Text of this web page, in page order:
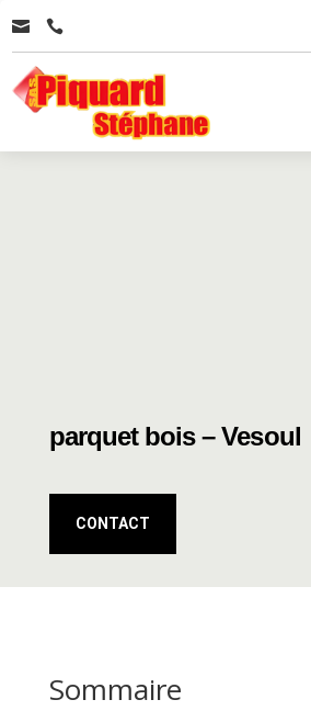
 
parquet bois – Vesoul
CONTACT
Sommaire